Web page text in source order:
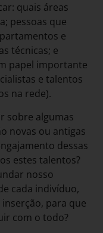
quais áreas
pessoas que
e
técnicas; e
papel importante
e talentos
na rede).
sobre algumas
novas ou antigas
dessas
estes talentos?
nosso
cada indivíduo,
para que
com o todo?